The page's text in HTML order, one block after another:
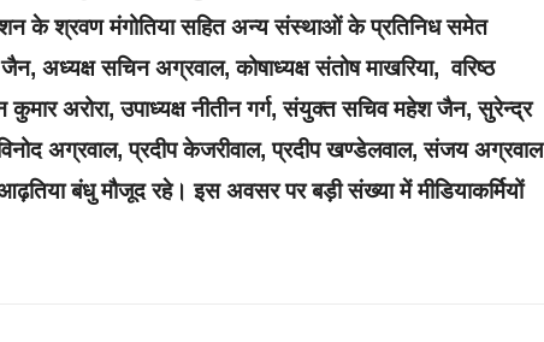
के श्रवण मंगोतिया सहित अन्य संस्थाओं के प्रतिनिध समेत
अध्यक्ष सचिन अग्रवाल, कोषाध्यक्ष संतोष माखरिया, वरिष्ठ
कुमार अरोरा, उपाध्यक्ष नीतीन गर्ग, संयुक्त सचिव महेश जैन, सुरेन्द्र
अग्रवाल, प्रदीप केजरीवाल, प्रदीप खण्डेलवाल, संजय अग्रवाल
बंधु मौजूद रहे। इस अवसर पर बड़ी संख्या में मीडियाकर्मियों